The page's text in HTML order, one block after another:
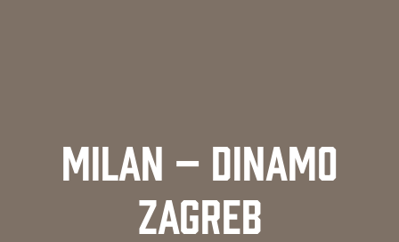
MILAN – DINAMO
ZAGREB